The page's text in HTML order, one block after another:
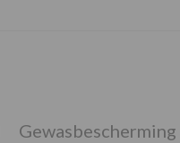
Gewasbescherming